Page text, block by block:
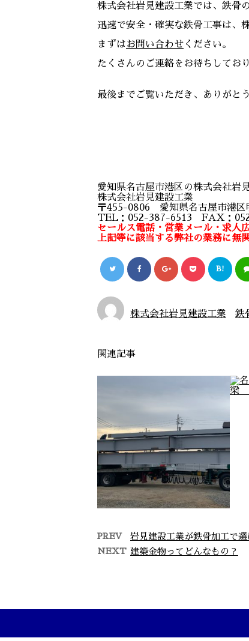
株式会社岩見建設工業では、鉄骨
迅速で安全・確実な鉄骨工事は、
まずはお問い合わせ ください。
たくさんのご連絡をお待ちしており
最後までご覧いただき、ありがと
愛知県名古屋市港区の株式会社岩
株式会社岩見建設工業
〒455-0806 愛知県名古屋市港区
TEL：052-387-6513 FAX：
セールス電話・営業メール・求人
上記等に該当する弊社の業務に無
B!
株式会社岩見建設工業 鉄
関連記事
PREV 岩見建設工業が鉄骨加工で
NEXT 建築金物ってどんなもの？